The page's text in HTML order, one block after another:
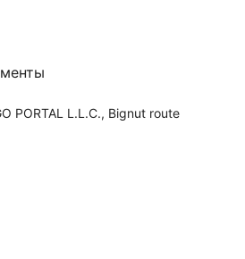
PORTAL L.L.C., Bignut route